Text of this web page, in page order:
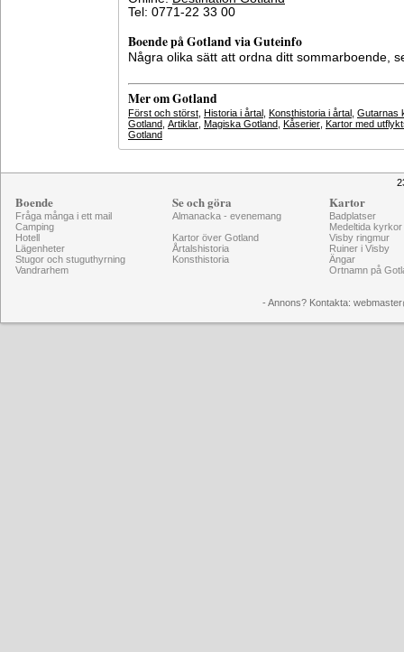
Tel: 0771-22 33 00
Boende på Gotland via Guteinfo
Några olika sätt att ordna ditt sommarboende,
Mer om Gotland
Först och störst Historia i årtal Konsthistoria i årtal Gutarnas
Gotland Artiklar Magiska Gotland Kåserier Kartor med
Gotland
Boende
Fråga många i ett mail
Camping
Hotell
Lägenheter
Stugor och stuguthyrning
Vandrarhem
Se och göra
Almanacka - evenemang
Kartor över Gotland
Årtalshistoria
Konsthistoria
Kartor
Badplatser
Medeltida kyrkor
Visby ringmur
Ruiner i Visby
Ängar
Ortnamn på
- Annons? Kontakta: